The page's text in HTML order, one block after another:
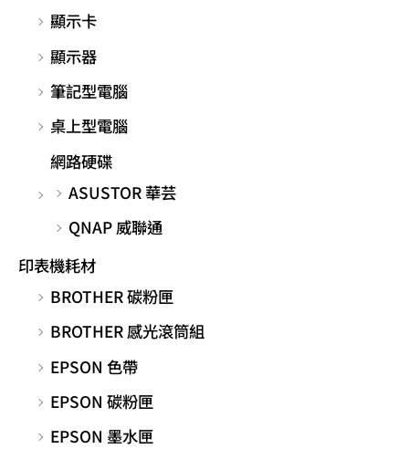
顯示卡
顯示器
筆記型電腦
桌上型電腦
網路硬碟
ASUSTOR 華芸
QNAP 威聯通
印表機耗材
BROTHER 碳粉匣
BROTHER 感光滾筒組
EPSON 色帶
EPSON 碳粉匣
EPSON 墨水匣